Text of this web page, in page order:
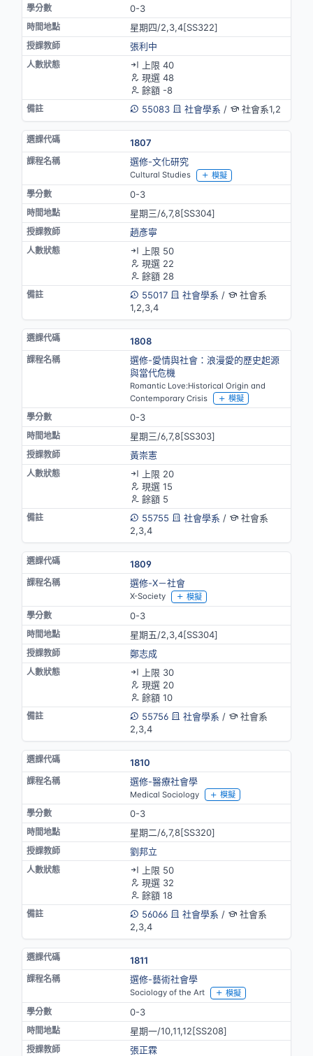
0-3
星期四/2,3,4[SS322]
張利中
上限 40
現選 48
餘額 -8
55083
社會學系 / 社會系1,2
1807
選修-文化研究
Cultural Studies 模擬
0-3
星期三/6,7,8[SS304]
趙彥寧
上限 50
現選 22
餘額 28
55017
社會學系 /
社會系
1,2,3,4
1808
選修-愛情與社會：浪漫愛的歷史起源
與當代危機
Romantic Love:Historical Origin and
Contemporary Crisis
模擬
0-3
星期三/6,7,8[SS303]
黃崇憲
上限 20
現選 15
餘額 5
55755
社會學系 /
社會系
2,3,4
1809
選修-X－社會
X-Society 模擬
0-3
星期五/2,3,4[SS304]
鄭志成
上限 30
現選 20
餘額 10
55756
社會學系 /
社會系
2,3,4
1810
選修-醫療社會學
Medical Sociology 模擬
0-3
星期二/6,7,8[SS320]
劉邦立
上限 50
現選 32
餘額 18
56066
社會學系 /
社會系
2,3,4
1811
選修-藝術社會學
Sociology of the Art 模擬
0-3
星期一/10,11,12[SS208]
張正霖